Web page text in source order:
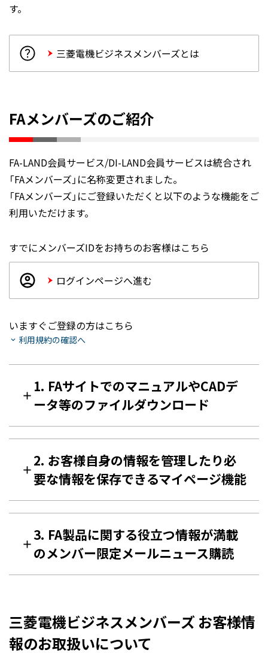
す。
三菱電機ビジネスメンバーズとは
FAメンバーズのご紹介
FA-LAND会員サービス/DI-LAND会員サービスは統合され
「FAメンバーズ」に名称変更されました。
「FAメンバーズ」にご登録いただくと以下のような機能をご
利用いただけます。
すでにメンバーズIDをお持ちのお客様はこちら
ログインページへ進む
いますぐご登録の方はこちら
利用規約の確認へ
1. FAサイトでのマニュアルやCADデ
ータ等のファイルダウンロード
2. お客様自身の情報を管理したり必
要な情報を保存できるマイページ機能
3. FA製品に関する役立つ情報が満載
のメンバー限定メールニュース購読
三菱電機ビジネスメンバーズ お客様情
報のお取扱いについて